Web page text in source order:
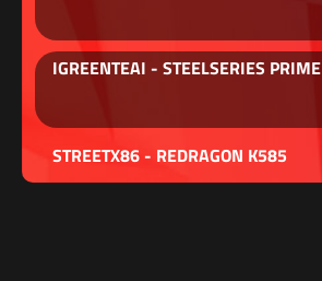
IGREENTEAI - STEELSERIES PRIME
STREETX86 - REDRAGON K585